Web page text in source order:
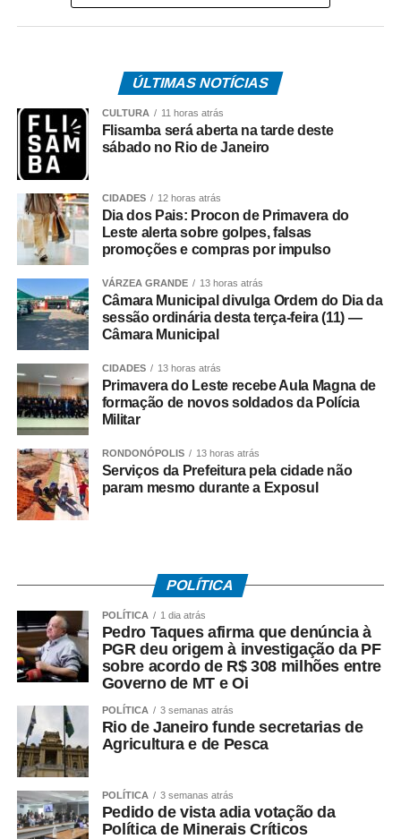
o Rio Ônibus havia ofertado 4,39%.
O desembargador Gustavo Tadeu Alkmim, da Seção
Especializada em Dissídios Coletivos (Sedic), pediu que
os patrões aumentem a oferta de reajuste para 5%, o
cidades de Duque de Caxias e Nova Iguaçu, na Baixada
Fluminense.
Paralisação
No dia 27 de junho, o Sindicato dos Rodoviários ajuizou
o dissídio coletivo de greve e de natureza econômica. Na
concedeu liminar autorizando o início da paralisação.
Determinou a manutenção de, no mínimo, 50% da frota
operacional em cada linha e itinerário, sob pena de multa
de R$ 50 mil em caso de descumprimento da medida.
Dois dias depois, no dia 29 de junho, os rodoviários do
município do Rio de Janeiro iniciaram a paralisação. No
mas não houve acordo.
Entre as principais reivindicações da categoria estão
reajuste salarial, valorização dos pisos remuneratórios,
ampliação do auxílio-alimentação para R$ 1 mil e o
extraordinária.
COMENTE ABAIXO:
ÚLTIMAS NOTÍCIAS
CULTURA 11 horas atrás
Flisamba será aberta na tarde deste
sábado no Rio de Janeiro
CIDADES 12 horas atrás
Dia dos Pais: Procon de Primavera do
Leste alerta sobre golpes, falsas
promoções e compras por impulso
VÁRZEA GRANDE 13 horas atrás
Câmara Municipal divulga Ordem do Dia da
sessão ordinária desta terça-feira (11) —
Câmara Municipal
CIDADES 13 horas atrás
Primavera do Leste recebe Aula Magna de
formação de novos soldados da Polícia
Militar
RONDONÓPOLIS 13 horas atrás
Serviços da Prefeitura pela cidade não
param mesmo durante a Exposul
POLÍTICA
POLÍTICA 1 dia atrás
Pedro Taques afirma que denúncia à
PGR deu origem à investigação da PF
sobre acordo de R$ 308 milhões entre
Governo de MT e Oi
POLÍTICA 3 semanas atrás
Rio de Janeiro funde secretarias de
Agricultura e de Pesca
POLÍTICA 3 semanas atrás
Pedido de vista adia votação da
Política de Minerais Críticos